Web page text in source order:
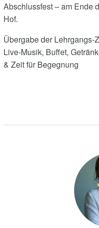
Abschlussfest –am Ende
Hof.
Übergabe der Lehrgangs-
Live-Musik, Buffet,
& Zeit für Begegnung